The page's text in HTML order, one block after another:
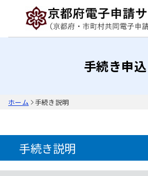
手続き申込
ホーム 手続き説明
手続き説明